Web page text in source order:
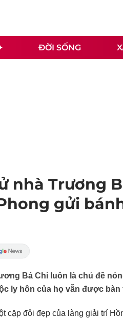
ĐỜI SỐNG
nhà Trương
gửi
Bá Chi luôn là chủ đề
ly hôn của họ vẫn được bàn
cặp đôi đẹp của làng giải trí